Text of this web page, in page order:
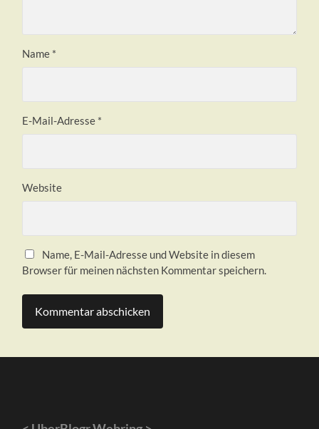
Name *
E-Mail-Adresse *
Website
Name, E-Mail-Adresse und Website in diesem
Browser für meinen nächsten Kommentar speichern.